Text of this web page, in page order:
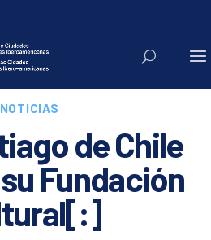
NOTICIAS
de Chile
Fundación